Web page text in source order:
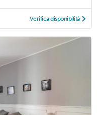
Verifica disponibilità